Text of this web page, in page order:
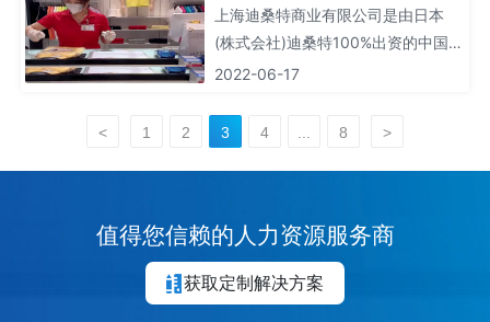
铺全线恢复
上海迪桑特商业有限公司是由日本
(株式会社)迪桑特100%出资的中国境
内全资子公司，主要负责集团旗下
营、企画、生产和销售。
2022-06-17
< 1 2 3 4 ... 8 >
值得您信赖的人力资源服务商
获取定制解决方案